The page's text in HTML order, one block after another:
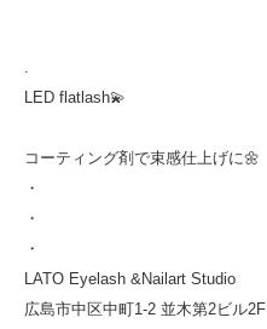
.
LED flatlash💫
コーティング剤で束感仕上げに🌼
・
・
・
LATO Eyelash &Nailart Studio
広島市中区中町1-2 並木第2ビル2F